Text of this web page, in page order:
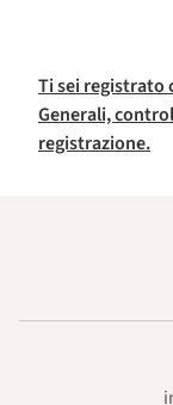
Ti sei registrato
Generali,
registrazione.